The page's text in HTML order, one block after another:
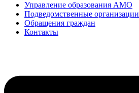
Управление образования АМО
Подведомственные организации
Обращения граждан
Контакты